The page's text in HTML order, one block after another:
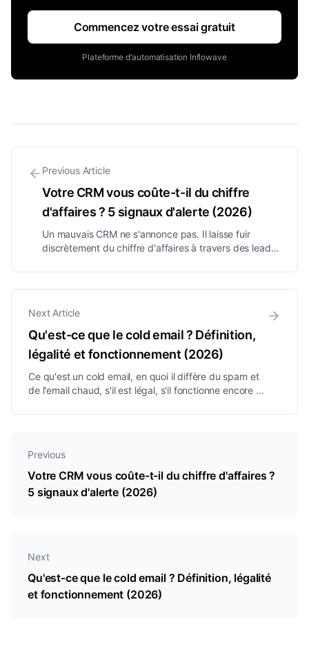
Commencez votre essai gratuit
Plateforme d'automatisation Inflowave
Previous Article
Votre CRM vous coûte-t-il du chiffre
d'affaires ? 5 signaux d'alerte (2026)
Un mauvais CRM ne s'annonce pas. Il laisse fuir
discrètement du chiffre d'affaires à travers des leads
rompues. Voici les 5 signaux d'alerte et comment
calculer ce qu'il vous coûte.
Next Article
Qu'est-ce que le cold email ? Définition,
légalité et fonctionnement (2026)
Ce qu'est un cold email, en quoi il diffère du spam et
de l'email chaud, s'il est légal, s'il fonctionne encore en
une réponse.
Previous
Votre CRM vous coûte-t-il du chiffre d'affaires ?
5 signaux d'alerte (2026)
Next
Qu'est-ce que le cold email ? Définition, légalité
et fonctionnement (2026)